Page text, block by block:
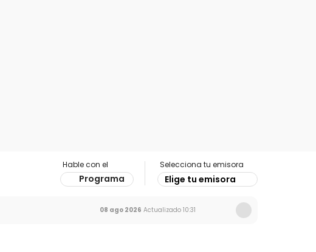
Hable con el
Programa
Selecciona tu emisora
Elige tu emisora
08 ago 2026 Actualizado 10:31